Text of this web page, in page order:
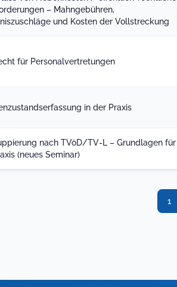
– Mahngebühren,
und Kosten der Vollstreckung
für Personalvertretungen
in der Praxis
nach TVöD/TV-L – Grundlagen für
(neues Seminar)
1